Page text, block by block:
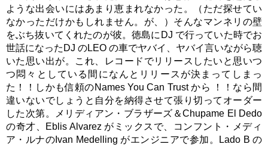
ような出会いにはあまり恵まれなかった。（ただ探せてい
なかっただけかもしれません。が、）そんなマンネリの壁
をぶち抜いてくれたのが彼。徳島にDJ で行っていた時でお
世話になったDJ のLEO の車でヤバイ、ヤバイ言いながら聴
いた思い出が。これ、レコードでリリースしたいと思いつ
つ悶々としている間になんとリリースが決まってしまっ
た！！しかも信頼のNames You Can Trust から ！！なら間
違いないでしょうと自分を納得させて張り切ってオーダー
した次第。メリディアン・ブラザーズ＆Chupame El Dedo
の奇才、Eblis Alvarez がミックスで、コンフント・メディ
ア・ルナのIvan Medelling がエンジニアで参加。Lado B の